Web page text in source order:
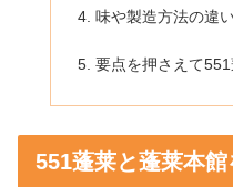
味や製造方法の違
要点を押さえて
551蓬莱と蓬莱本